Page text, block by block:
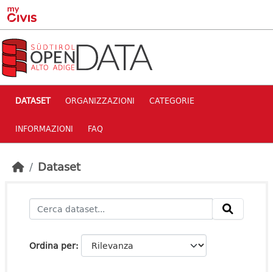
Skip to main content
DATASET ORGANIZZAZIONI CATEGORIE
INFORMAZIONI FAQ
Dataset
Ordina per